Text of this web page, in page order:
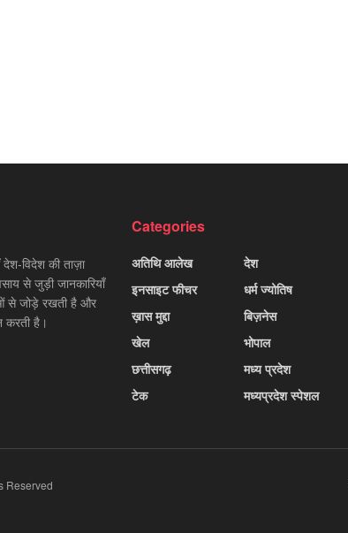
विदेश की ताज़ा
से जुड़ी जानकारियाँ
से जोड़े रखती है और
करती है।
Categories
अतिथि आलेख
इनसाइट फीचर
ख़ास मुद्दा
खेल
छत्तीसगढ़
टेक
देश
धर्म ज्योतिष
बिज़नेस
भोपाल
मध्य प्रदेश
मध्यप्रदेश स्पेशल
Reserved